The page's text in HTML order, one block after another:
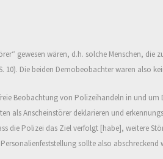
gewesen wären, d.h. solche Menschen, die
10). Die beiden Demobeobachter waren also
Beobachtung von Polizeihandeln in und
als Anscheinstörer deklarieren und
die Polizei das Ziel verfolgt [habe], weitere
Personalienfeststellung sollte also abschreckend